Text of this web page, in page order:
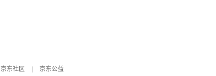
京东社区
京东公益